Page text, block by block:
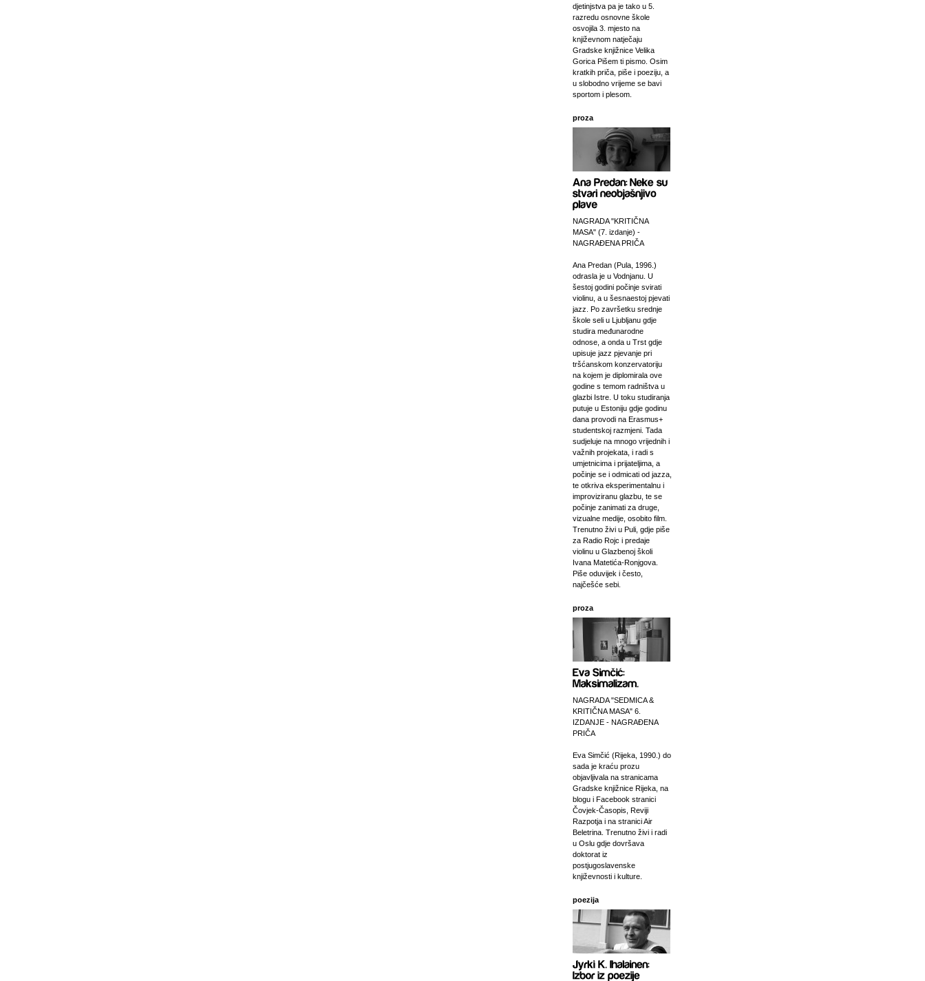
djetinjstva pa je tako u 5.
razredu osnovne škole
osvojila 3. mjesto na
književnom natječaju
Gradske knjižnice Velika
Gorica Pišem ti pismo. Osim
kratkih priča, piše i poeziju, a
u slobodno vrijeme se bavi
sportom i plesom.
proza
NAGRADA "KRITIČNA
MASA" (7. izdanje) -
NAGRAĐENA PRIČA
Ana Predan (Pula, 1996.)
odrasla je u Vodnjanu. U
šestoj godini počinje svirati
violinu, a u šesnaestoj pjevati
jazz. Po završetku srednje
škole seli u Ljubljanu gdje
studira međunarodne
odnose, a onda u Trst gdje
upisuje jazz pjevanje pri
tršćanskom konzervatoriju
na kojem je diplomirala ove
godine s temom radništva u
glazbi Istre. U toku studiranja
putuje u Estoniju gdje godinu
dana provodi na Erasmus+
studentskoj razmjeni. Tada
sudjeluje na mnogo vrijednih i
važnih projekata, i radi s
umjetnicima i prijateljima, a
počinje se i odmicati od jazza,
te otkriva eksperimentalnu i
improviziranu glazbu, te se
počinje zanimati za druge,
vizualne medije, osobito film.
Trenutno živi u Puli, gdje piše
za Radio Rojc i predaje
violinu u Glazbenoj školi
Ivana Matetića-Ronjgova.
Piše oduvijek i često,
najčešće sebi.
proza
NAGRADA "SEDMICA &
KRITIČNA MASA" 6.
IZDANJE - NAGRAĐENA
PRIČA
Eva Simčić (Rijeka, 1990.) do
sada je kraću prozu
objavljivala na stranicama
Gradske knjižnice Rijeka, na
blogu i Facebook stranici
Čovjek-Časopis, Reviji
Razpotja i na stranici Air
Beletrina. Trenutno živi i radi
u Oslu gdje dovršava
doktorat iz
postjugoslavenske
književnosti i kulture.
poezija